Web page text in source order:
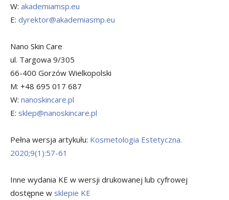
W: akademiamsp.eu
E: dyrektor@akademiasmp.eu
Nano Skin Care
ul. Targowa 9/305
66-400 Gorzów Wielkopolski
M: +48 695 017 687
W: nanoskincare.pl
E: sklep@nanoskincare.pl
Pełna wersja artykułu: Kosmetologia Estetyczna.
2020;9(1):57-61
Inne wydania KE w wersji drukowanej lub cyfrowej
dostępne w sklepie KE